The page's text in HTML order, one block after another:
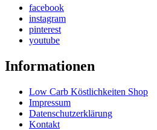
facebook
instagram
pinterest
youtube
Informationen
Low Carb Köstlichkeiten Shop
Impressum
Datenschutzerklärung
Kontakt